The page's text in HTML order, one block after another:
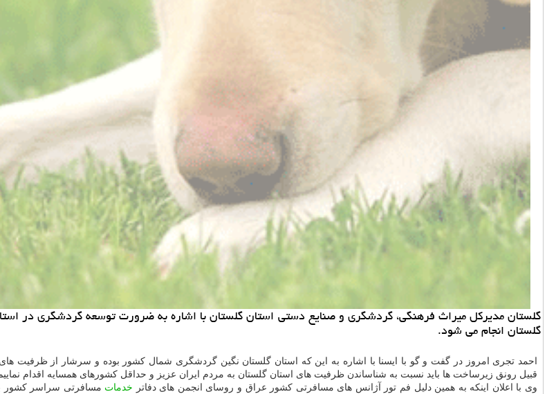
گلستان مدیرکل میراث فرهنگی، گردشگری و صنایع دستی استان گلستان با اشاره به ضرورت توسعه گردشگری در
گلستان انجام می شود.
احمد تجری امروز در گفت و گو با ایسنا با اشاره به این که استان گلستان نگین گردشگری شمال کشور بوده و سرشار از ظرفیت
قبیل رونق زیرساخت ها باید نسبت به شناساندن ظرفیت های استان گلستان به مردم ایران عزیز و حداقل کشورهای همسایه اقدام
وی با اعلان اینکه به همین دلیل فم تور آژانس های مسافرتی کشور عراق و روسای انجمن های دفاتر خدمات مسافرتی سراسر کشور